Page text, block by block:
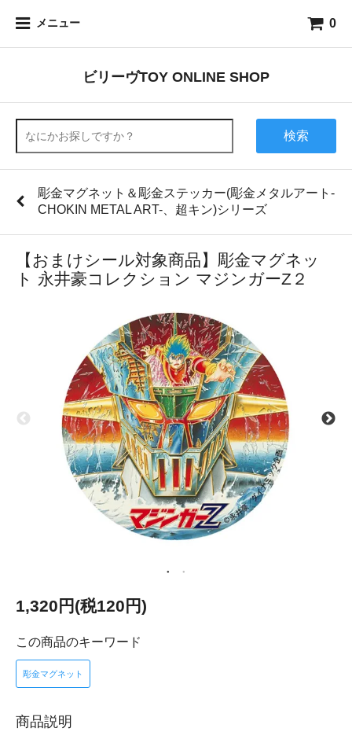
メニュー 0
ビリーヴTOY ONLINE SHOP
検索
彫金マグネット＆彫金ステッカー(彫金メタルアート-
CHOKIN METAL ART-、超キン)シリーズ
【おまけシール対象商品】彫金マグネッ
ト 永井豪コレクション マジンガーZ２
1,320円(税120円)
この商品のキーワード
彫金マグネット
商品説明